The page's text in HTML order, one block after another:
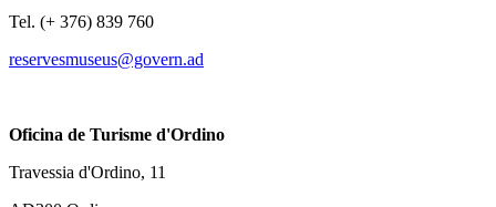
Tel. (+ 376) 839 760
reservesmuseus@govern.ad
Oficina de Turisme d'Ordino
Travessia d'Ordino, 11